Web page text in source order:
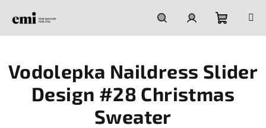
HledatPřihlášeníNákupní
košík
Vodolepka Naildress Slider
Design #28 Christmas
Sweater